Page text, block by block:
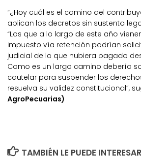
“¿Hoy cuál es el camino del
aplican los decretos sin sustento
“Los que a lo largo de este año
impuesto vía retención podrían
judicial de lo que hubiera pagado
Como es un largo camino debería
cautelar para suspender los
resuelva su validez constitucional”,
AgroPecuarias)
TAMBIÉN LE PUEDE